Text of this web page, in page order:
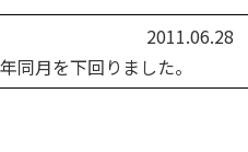
。 2011.06.28
同月を下回りました。